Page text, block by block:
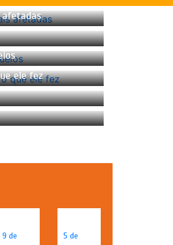
afetadas
ele fez
9 de
5 de